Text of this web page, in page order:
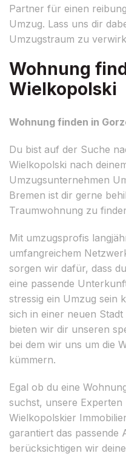
Partner für einen
Umzug. Lass uns dir
Umzugstraum zu
Wohnung
Wielkopolski
Wohnung finden in
Du bist auf der Suche
Wielkopolski nach
Umzugsunternehmen
Bremen ist dir gerne
Traumwohnung zu
Mit umzugsprofis
umfangreichem
sorgen wir dafür, dass
eine passende
stressig ein Umzug sein
sich in einer neuen
bieten wir dir unseren
bei dem wir uns um die
kümmern.
Egal ob du eine
suchst, unsere
Wielkopolskier
garantiert das passende
berücksichtigen wir